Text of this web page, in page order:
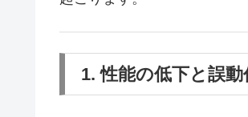
1. 性能の低下と誤動